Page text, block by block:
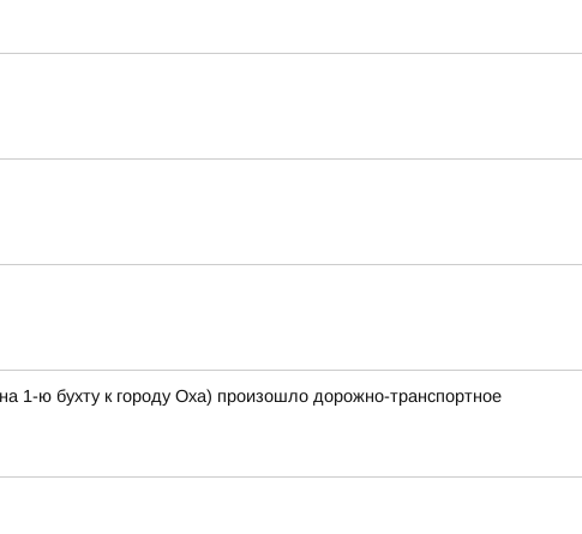
1-ю бухту к городу Оха) произошло дорожно-транспортное